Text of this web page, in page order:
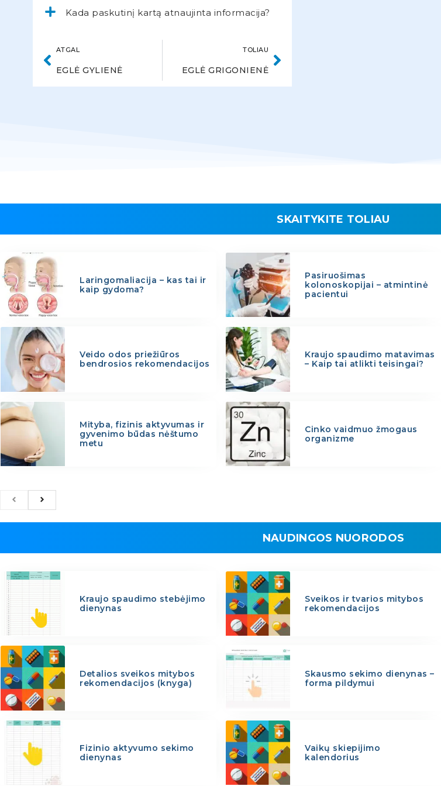
Kada paskutinį kartą atnaujinta informacija?
ATGAL
EGLĖ GYLIENĖ
TOLIAU
EGLĖ GRIGONIENĖ
SKAITYKITE TOLIAU
Laringomaliacija – kas tai ir
kaip gydoma?
Pasiruošimas
kolonoskopijai – atmintinė
pacientui
Veido odos priežiūros
bendrosios rekomendacijos
Kraujo spaudimo matavimas
– Kaip tai atlikti teisingai?
Mityba, fizinis aktyvumas ir
gyvenimo būdas nėštumo
metu
Cinko vaidmuo žmogaus
organizme
NAUDINGOS NUORODOS
Kraujo spaudimo stebėjimo
dienynas
Sveikos ir tvarios mitybos
rekomendacijos
Detalios sveikos mitybos
rekomendacijos (knyga)
Skausmo sekimo dienynas –
forma pildymui
Fizinio aktyvumo sekimo
dienynas
Vaikų skiepijimo
kalendorius